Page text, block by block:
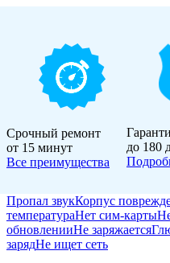
Срочный ремонт
от 15 минут
Все преимущества
до 180
Пропал звукКорпус
температураНет сим-карты
обновленииНе заряжается
зарядНе ищет сеть